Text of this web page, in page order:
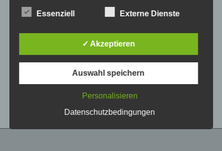
19×8 ET40 5×112
425,00€ *
19×8,5 ET45 5×108
Carbon Graphite
450,00€ *
Bewertet
von
5
Wir verwenden in dieser Datenschutzerklärung
unter anderem die folgenden Begriffe:
Personenbezogene Daten sind alle
identifizierbare natürliche Person (im Folgenden
wird eine natürliche Person angesehen, die
Essenziell Externe Dienste
✓ Akzeptieren
Auswahl speichern
Personalisieren
Datenschutzbedingungen